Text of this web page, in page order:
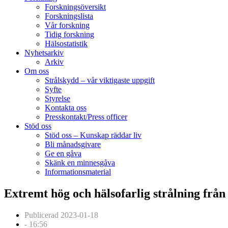
Forskningsöversikt
Forskningslista
Vår forskning
Tidig forskning
Hälsostatistik
Nyhetsarkiv
Arkiv
Om oss
Strålskydd – vår viktigaste uppgift
Syfte
Styrelse
Kontakta oss
Presskontakt/Press officer
Stöd oss
Stöd oss – Kunskap räddar liv
Bli månadsgivare
Ge en gåva
Skänk en minnesgåva
Informationsmaterial
Extremt hög och hälsofarlig strålning från
Publicerad 2023-01-18
- 16:56